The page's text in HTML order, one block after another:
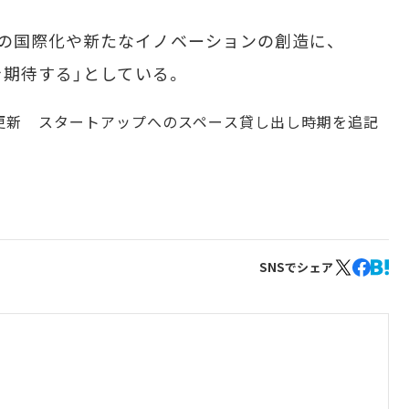
際化や新たなイノベーションの創造に、
する」としている。
新 スタートアップへのスペース貸し出し時期を追記
SNSでシェア